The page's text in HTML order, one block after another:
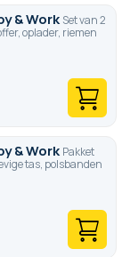
& Work Set van 2
oplader, riemen
& Work Pakket
tas, polsbanden